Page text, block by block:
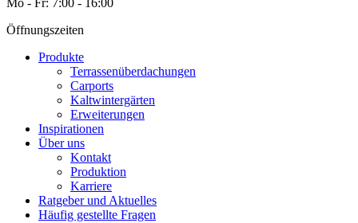
Mo - Fr: 7:00 - 16:00
Öffnungszeiten
Produkte
Terrassenüberdachungen
Carports
Kaltwintergärten
Erweiterungen
Inspirationen
Über uns
Kontakt
Produktion
Karriere
Ratgeber und Aktuelles
Häufig gestellte Fragen